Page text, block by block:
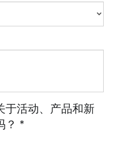
于活动、产品和新
？ *